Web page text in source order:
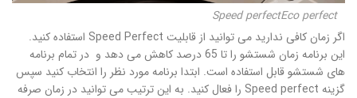
Speed perfectEco perfect
اگر زمان کافی ندارید می توانید از قابلیت Speed Perfect استفاده کنید.
این برنامه زمان شستشو را تا 65 درصد کاهش می دهد و در تمام برنامه
های شستشو قابل استفاده است. ابتدا برنامه مورد نظر را انتخاب کنید سپس
گزینه Speed perfect را فعال کنید. به این ترتیب می توانید در زمان صرفه